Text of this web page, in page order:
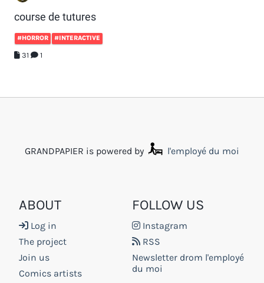
course de tutures
#HORROR #INTERACTIVE
31 1
GRANDPAPIER is powered by l'employé du moi
ABOUT
Log in
The project
Join us
Comics artists
FOLLOW US
Instagram
RSS
Newsletter drom l'employé
du moi